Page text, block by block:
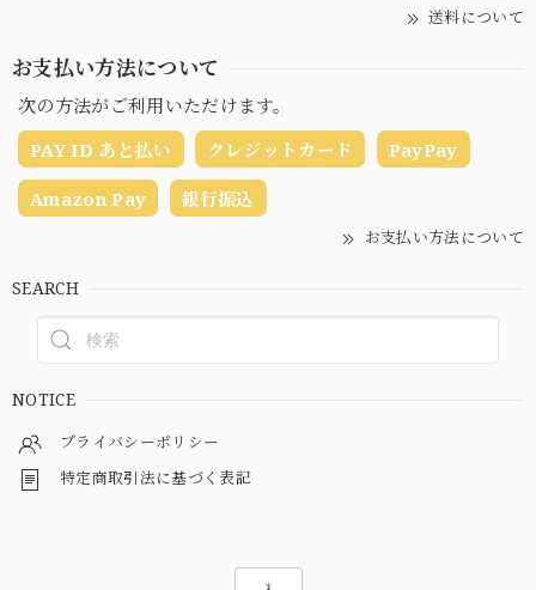
送料について
お支払い方法について
次の方法がご利用いただけます。
PAY ID あと払い
クレジットカード PayPay
Amazon Pay 銀行振込
お支払い方法について
SEARCH
NOTICE
プライバシーポリシー
特定商取引法に基づく表記